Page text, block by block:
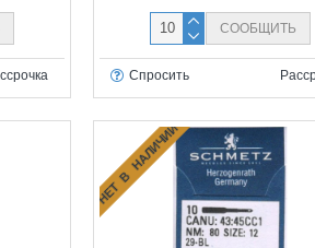
СООБЩИТЬ
Спросить
НЕТ В НАЛИЧИИ